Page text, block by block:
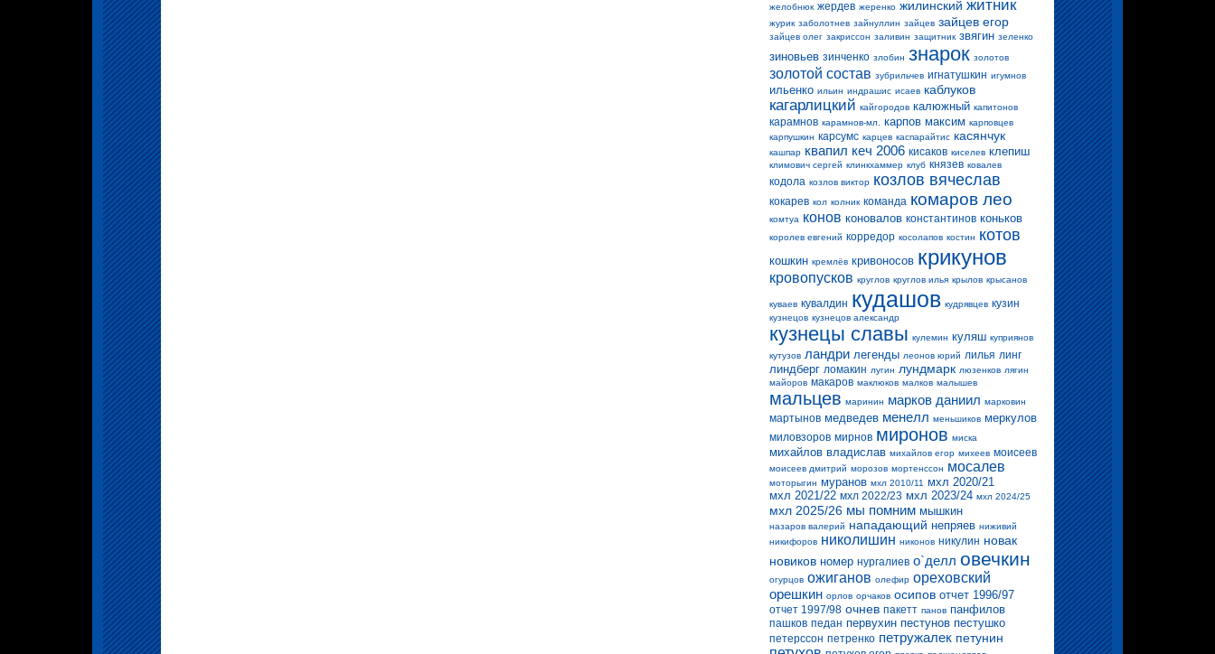
желобнюк жердев жеренко жилинский житник
журик заболотнев зайнуллин зайцев зайцев егор
зайцев олег закриссон заливин защитник звягин зеленко
зиновьев зинченко злобин знарок золотов
золотой состав зубрильчев игнатушкин игумнов
ильенко ильин индрашис исаев каблуков
кагарлицкий кайгородов калюжный капитонов
карамнов карамнов-мл. карпов максим карповцев
карпушкин карсумс карцев каспарайтис касянчук
кашпар квапил кеч 2006 кисаков киселев клепиш
климович сергей клинкхаммер клуб князев ковалев
кодола козлов виктор козлов вячеслав
кокарев кол колник команда комаров лео
комтуа конов коновалов константинов коньков
королев евгений корредор косолапов костин котов
кошкин кремлёв кривоносов крикунов
кровопусков круглов круглов илья крылов крысанов
куваев кувалдин кудашов кудрявцев кузин
кузнецов кузнецов александр
кузнецы славы кулемин куляш куприянов
кутузов ландри легенды леонов юрий лилья линг
линдберг ломакин лугин лундмарк люзенков лягин
майоров макаров маклюков малков малышев
мальцев маринин марков даниил марковин
мартынов медведев менелл меньшиков меркулов
миловзоров мирнов миронов миска
михайлов владислав михайлов егор михеев моисеев
моисеев дмитрий морозов мортенссон мосалев
моторыгин муранов мхл 2010/11 мхл 2020/21
мхл 2021/22 мхл 2022/23 мхл 2023/24 мхл 2024/25
мхл 2025/26 мы помним мышкин
назаров валерий нападающий непряев ниживий
никифоров николишин никонов никулин новак
новиков номер нургалиев о`делл овечкин
огурцов ожиганов олефир ореховский
орешкин орлов орчаков осипов отчет 1996/97
отчет 1997/98 очнев пакетт панов панфилов
пашков педан первухин пестунов пестушко
петерссон петренко петружалек петунин